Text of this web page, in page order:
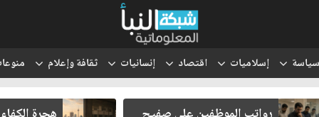
سياسة إسلاميات اقتصاد إنسانيات ثقافة وإعلام